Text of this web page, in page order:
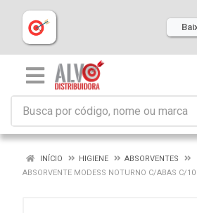
INÍCIO HIGIENE
ABSORVENTES
ABSORVENTE MODESS NOTURNO C/ABAS C/10